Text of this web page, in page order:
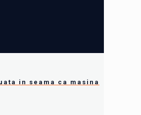
in seama ca masina